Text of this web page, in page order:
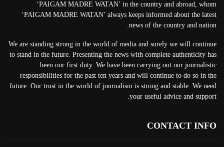
‘PAIGAM MADRE WATAN’ in the country and abroad, whom
‘PAIGAM MADRE WATAN’ always keeps informed about the latest
news of the country and nation.
We are standing strong in the world of media and surely we will continue
to stand in the future. Presenting the news with complete authenticity has
been our first duty. We have been carrying out our journalistic
responsibilities for the past ten years and will continue to do so in the
future. Our trust in the world of journalism is strong and stable. We need
your useful advice and support.
CONTACT INFO